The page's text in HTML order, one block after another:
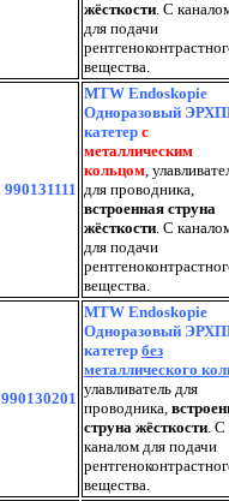
жёсткости. С
для подачи
вещества.
990131111
MTW Endoskopie
Одноразовый
катетер с
металлическим
кольцом,
для проводника,
встроенная струна
жёсткости. С
для подачи
вещества.
990130201
MTW Endoskopie
Одноразовый
катетер без
металлического
улавливатель для
проводника,
струна жёсткости. С
каналом для подачи
вещества.